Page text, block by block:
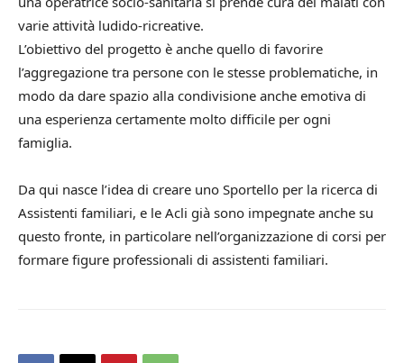
varie attività ludido-ricreative.
L’obiettivo del progetto è anche quello di favorire
l’aggregazione tra persone con le stesse problematiche, in
modo da dare spazio alla condivisione anche emotiva di
una esperienza certamente molto difficile per ogni
famiglia.
Da qui nasce l’idea di creare uno Sportello per la ricerca di
Assistenti familiari, e le Acli già sono impegnate anche su
questo fronte, in particolare nell’organizzazione di corsi per
formare figure professionali di assistenti familiari.